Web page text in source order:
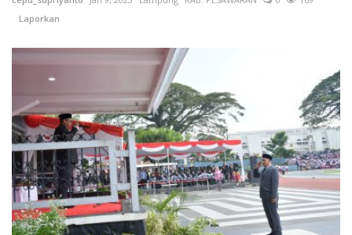
Laporkan